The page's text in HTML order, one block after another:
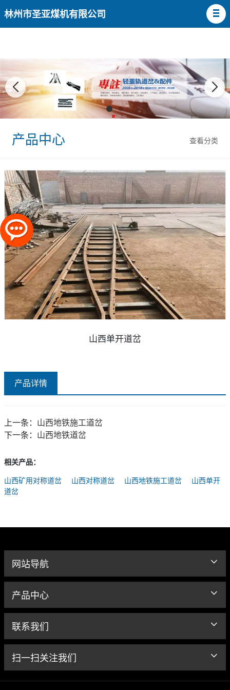
林州市圣亚煤机有限公司
查看分类
产品中心
山西单开道岔
产品详情
上一条： 山西地铁施工道岔
下一条： 山西地铁道岔
相关产品：
山西矿用对称道岔
山西对称道岔 山西地铁施工道岔
山西单开
道岔
网站导航
产品中心
联系我们
扫一扫关注我们